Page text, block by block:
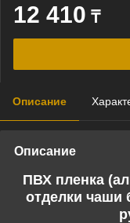
12 410 ₸
Описание
Описание
ПВХ пленка
отделки чаши